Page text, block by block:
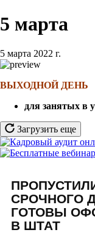
5 марта
5 марта 2022 г.
ВЫХОДНОЙ ДЕНЬ
для занятых в
Загрузить еще
СРОЧНОГО
ГОТОВЫ
В ШТАТ